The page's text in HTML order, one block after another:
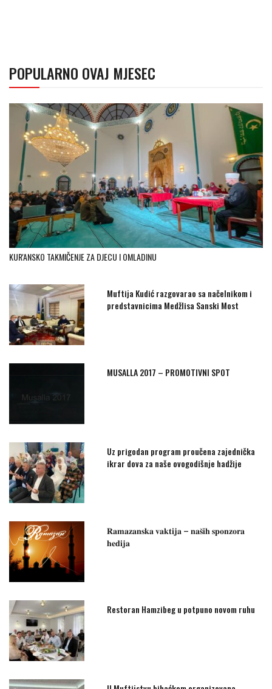
POPULARNO OVAJ MJESEC
KUR'ANSKO TAKMIČENJE ZA DJECU I OMLADINU
Muftija Kudić razgovarao sa načelnikom i
predstavnicima Medžlisa Sanski Most
MUSALLA 2017 – PROMOTIVNI SPOT
Uz prigodan program proučena zajednička
ikrar dova za naše ovogodišnje hadžije
𝐑𝐚𝐦𝐚𝐳𝐚𝐧𝐬𝐤𝐚 𝐯𝐚𝐤𝐭𝐢𝐣𝐚 – 𝐧𝐚𝐬̌𝐢𝐡 𝐬𝐩𝐨𝐧𝐳𝐨𝐫𝐚
𝐡𝐞𝐝𝐢𝐣𝐚
Restoran Hamzibeg u potpuno novom ruhu